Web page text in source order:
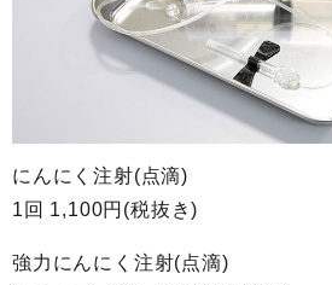
にんにく注射(点滴)
1回 1,100円(税抜き)
強力にんにく注射(点滴)